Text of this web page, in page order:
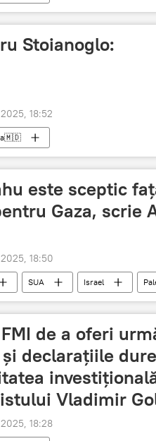
Stoianoglo:
18:52
este sceptic
Gaza, scrie
18:50
SUA Israel
de a oferi
declarațiile
Vladimir
18:28